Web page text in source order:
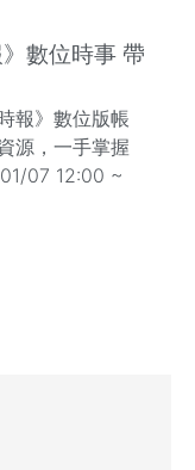
數位時事 帶
報》數位版帳
源，一手掌握
07 12:00 ~